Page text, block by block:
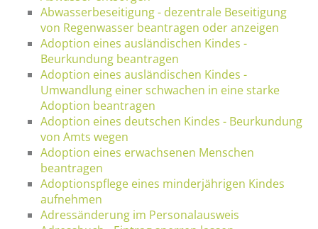
Abwasserbeseitigung - dezentrale Beseitigung
von Regenwasser beantragen oder anzeigen
Adoption eines ausländischen Kindes -
Beurkundung beantragen
Adoption eines ausländischen Kindes -
Umwandlung einer schwachen in eine starke
Adoption beantragen
Adoption eines deutschen Kindes - Beurkundung
von Amts wegen
Adoption eines erwachsenen Menschen
beantragen
Adoptionspflege eines minderjährigen Kindes
aufnehmen
Adressänderung im Personalausweis